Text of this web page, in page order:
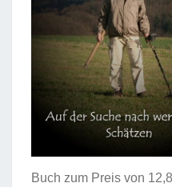
Buch zum Preis von